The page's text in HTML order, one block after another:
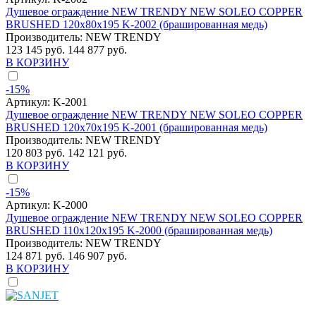
Душевое ограждение NEW TRENDY NEW SOLEO COPPER
BRUSHED 120x80x195 K-2002 (брашированная медь)
Производитель: NEW TRENDY
123 145 руб. 144 877 руб.
В КОРЗИНУ
-15%
Артикул: K-2001
Душевое ограждение NEW TRENDY NEW SOLEO COPPER
BRUSHED 120x70x195 K-2001 (брашированная медь)
Производитель: NEW TRENDY
120 803 руб. 142 121 руб.
В КОРЗИНУ
-15%
Артикул: K-2000
Душевое ограждение NEW TRENDY NEW SOLEO COPPER
BRUSHED 110x120x195 K-2000 (брашированная медь)
Производитель: NEW TRENDY
124 871 руб. 146 907 руб.
В КОРЗИНУ